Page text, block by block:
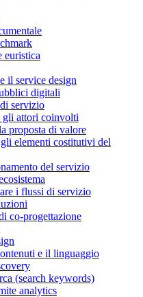
euristica
il service design
digitali
servizio
gli attori coinvolti
proposta di valore
elementi costitutivi del
del servizio
i flussi di servizio
co-progettazione
e il linguaggio
(search keywords)
analytics